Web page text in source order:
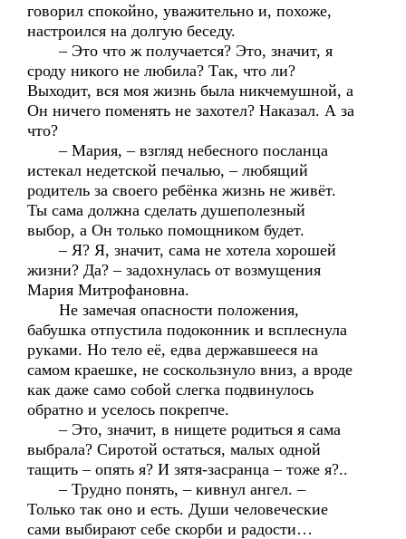
говорил спокойно, уважительно и, похоже,
настроился на долгую беседу.
– Это что ж получается? Это, значит, я
сроду никого не любила? Так, что ли?
Выходит, вся моя жизнь была никчемушной, а
Он ничего поменять не захотел? Наказал. А за
что?
– Мария, – взгляд небесного посланца
истекал недетской печалью, – любящий
родитель за своего ребёнка жизнь не живёт.
Ты сама должна сделать душеполезный
выбор, а Он только помощником будет.
– Я? Я, значит, сама не хотела хорошей
жизни? Да? – задохнулась от возмущения
Мария Митрофановна.
Не замечая опасности положения,
бабушка отпустила подоконник и всплеснула
руками. Но тело её, едва державшееся на
самом краешке, не соскользнуло вниз, а вроде
как даже само собой слегка подвинулось
обратно и уселось покрепче.
– Это, значит, в нищете родиться я сама
выбрала? Сиротой остаться, малых одной
тащить – опять я? И зятя-засранца – тоже я?..
– Трудно понять, – кивнул ангел. –
Только так оно и есть. Души человеческие
сами выбирают себе скорби и радости…